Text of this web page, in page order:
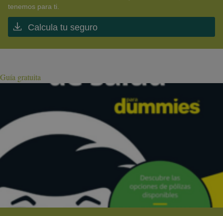
tenemos para ti.
Calcula tu seguro
Guía gratuita